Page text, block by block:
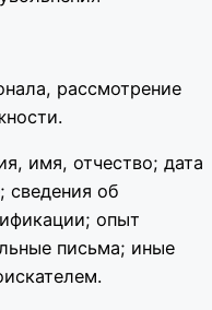
рассмотрение
имя, отчество; дата
сведения об
опыт
письма; иные